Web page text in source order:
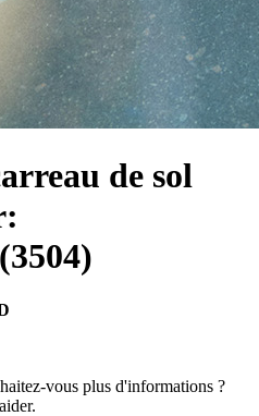
de sol
(3504)
vous plus d'informations ?